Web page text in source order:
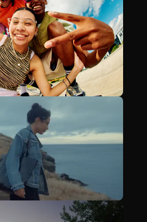
Veja mais